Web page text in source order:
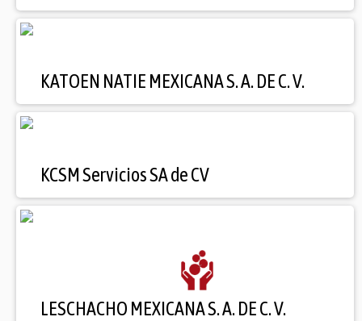
KATOEN NATIE MEXICANA S. A. DE C. V.
KCSM Servicios SA de CV
LESCHACHO MEXICANA S. A. DE C. V.